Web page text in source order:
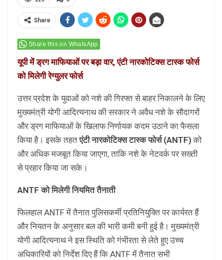
Share
Share this on WhatsApp
यूपी में ड्रग माफियाओं पर बड़ा वार, एंटी नारकोटिक्स टास्क फोर्स
को मिलेगी रेग्युलर फोर्स
उत्तर प्रदेश के युवाओं को नशे की गिरफ्त से बाहर निकालने के लिए
मुख्यमंत्री योगी आदित्यनाथ की सरकार ने अवैध नशे के सौदागरों
और ड्रग माफियाओं के खिलाफ निर्णायक कदम उठाने का फैसला
किया है। इसके तहतएंटी नारकोटिक्स टास्क फोर्स (ANTF)को
और अधिक मजबूत किया जाएगा, ताकि नशे के नेटवर्क पर सख्ती
से प्रहार किया जा सके।
ANTF को मिलेगी नियमित तैनाती
फिलहाल ANTF में तैनात पुलिसकर्मी प्रतिनियुक्ति पर कार्यरत हैं
और नियतन के अनुसार बल की भारी कमी बनी हुई है। मुख्यमंत्री
योगी आदित्यनाथ ने इस स्थिति को गंभीरता से लेते हुए उच्च
अधिकारियों को निर्देश दिए हैं कि ANTF में तैनात सभी